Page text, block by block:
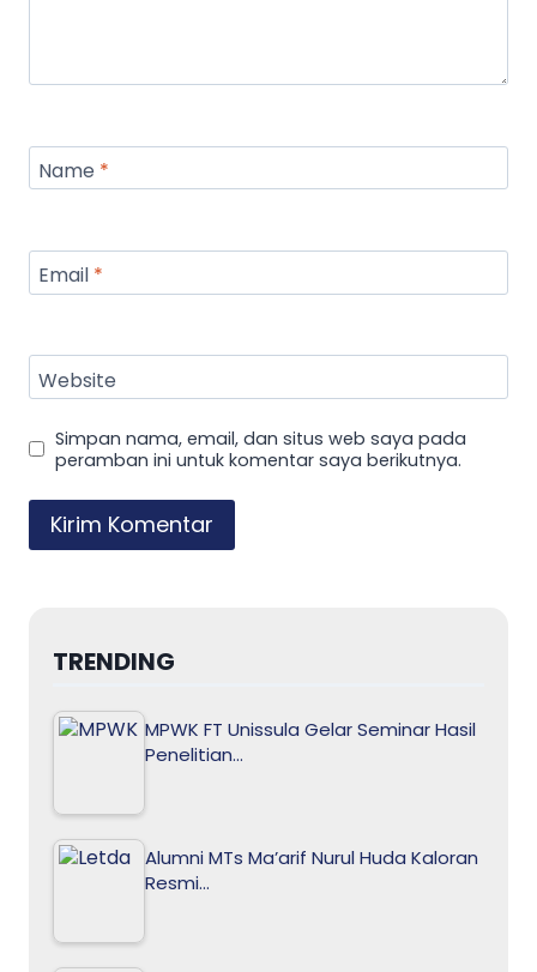
Name *
Email *
Website
Simpan nama, email, dan situs web saya pada
peramban ini untuk komentar saya berikutnya.
TRENDING
MPWK FT Unissula Gelar Seminar Hasil
Penelitian…
Alumni MTs Ma’arif Nurul Huda Kaloran
Resmi…